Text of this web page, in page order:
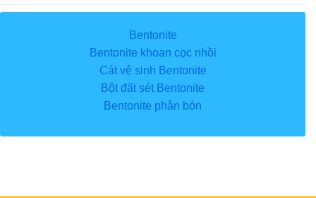
Bentonite
Bentonite khoan cọc nhồi
Cát vệ sinh Bentonite
Bột đất sét Bentonite
Bentonite phân bón